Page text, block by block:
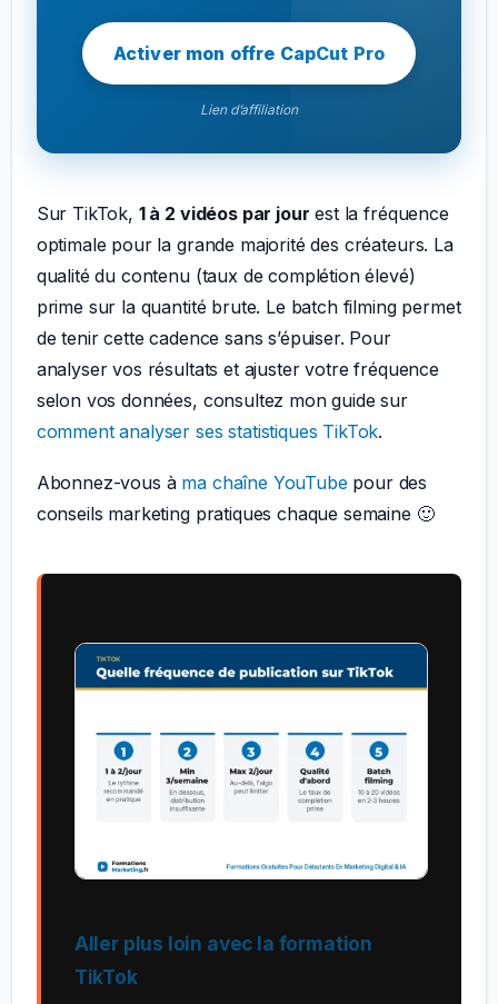
Activer mon offre CapCut Pro
Lien d’affiliation
Sur TikTok, 1 à 2 vidéos par jour est la fréquence
optimale pour la grande majorité des créateurs. La
qualité du contenu (taux de complétion élevé)
prime sur la quantité brute. Le batch filming permet
de tenir cette cadence sans s’épuiser. Pour
analyser vos résultats et ajuster votre fréquence
selon vos données, consultez mon guide sur
comment analyser ses statistiques TikTok.
Abonnez-vous à ma chaîne YouTubepour des
conseils marketing pratiques chaque semaine 🙂
Aller plus loin avec la formation
TikTok